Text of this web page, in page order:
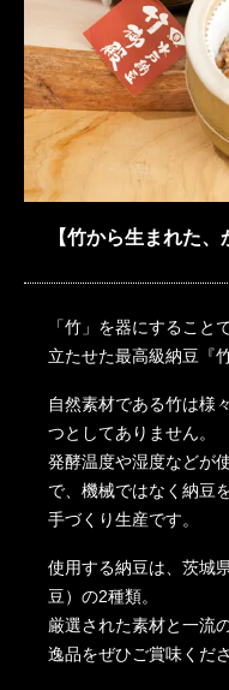
【竹から生まれた
「竹」を器にすること
立たせた最高級納豆『
自然素材である竹は様
つとしてありません。
発酵温度や湿度などが
で、機械ではなく納豆
手づくり生産です。
使用する納豆は、茨城
豆）の2種類。
厳選された素材と一流
逸品をぜひご賞味くださ